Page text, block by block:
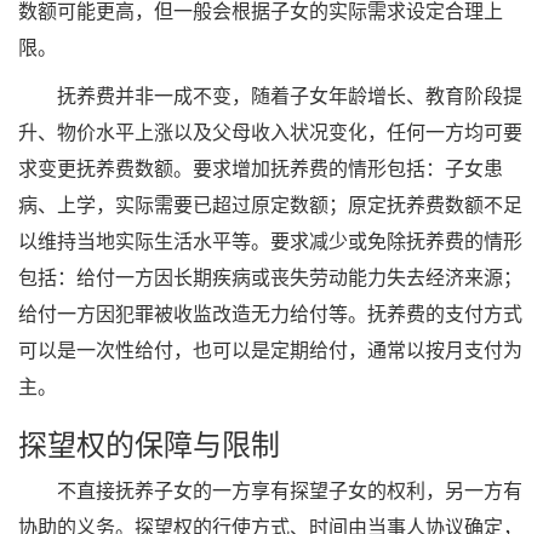
数额可能更高，但一般会根据子女的实际需求设定合理上
限。
抚养费并非一成不变，随着子女年龄增长、教育阶段提
升、物价水平上涨以及父母收入状况变化，任何一方均可要
求变更抚养费数额。要求增加抚养费的情形包括：子女患
病、上学，实际需要已超过原定数额；原定抚养费数额不足
以维持当地实际生活水平等。要求减少或免除抚养费的情形
包括：给付一方因长期疾病或丧失劳动能力失去经济来源；
给付一方因犯罪被收监改造无力给付等。抚养费的支付方式
可以是一次性给付，也可以是定期给付，通常以按月支付为
主。
探望权的保障与限制
不直接抚养子女的一方享有探望子女的权利，另一方有
协助的义务。探望权的行使方式、时间由当事人协议确定，